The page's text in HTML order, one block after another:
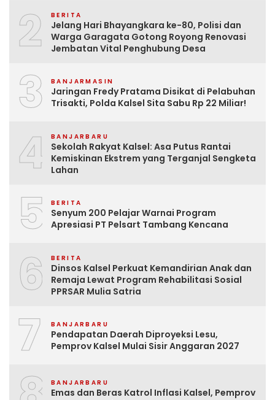
2 BERITA
Jelang Hari Bhayangkara ke-80, Polisi dan
Warga Garagata Gotong Royong Renovasi
Jembatan Vital Penghubung Desa
3 BANJARMASIN
Jaringan Fredy Pratama Disikat di Pelabuhan
Trisakti, Polda Kalsel Sita Sabu Rp 22 Miliar!
4 BANJARBARU
Sekolah Rakyat Kalsel: Asa Putus Rantai
Kemiskinan Ekstrem yang Terganjal Sengketa
Lahan
5 BERITA
Senyum 200 Pelajar Warnai Program
Apresiasi PT Pelsart Tambang Kencana
6 BERITA
Dinsos Kalsel Perkuat Kemandirian Anak dan
Remaja Lewat Program Rehabilitasi Sosial
PPRSAR Mulia Satria
7 BANJARBARU
Pendapatan Daerah Diproyeksi Lesu,
Pemprov Kalsel Mulai Sisir Anggaran 2027
BANJARBARU
Emas dan Beras Katrol Inflasi Kalsel, Pemprov